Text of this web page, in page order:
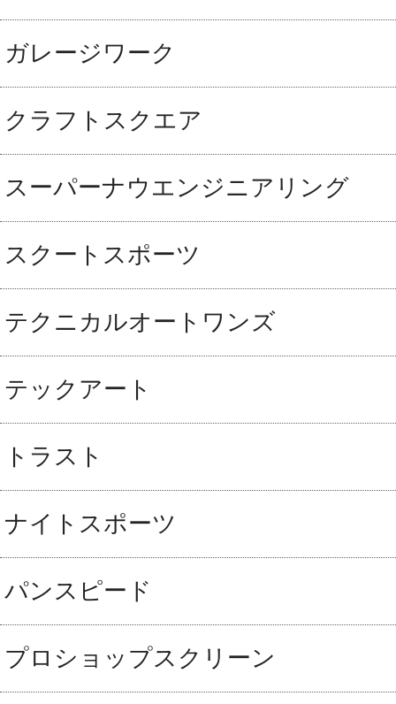
ガレージワーク
クラフトスクエア
スーパーナウエンジニアリング
スクートスポーツ
テクニカルオートワンズ
テックアート
トラスト
ナイトスポーツ
パンスピード
プロショップスクリーン